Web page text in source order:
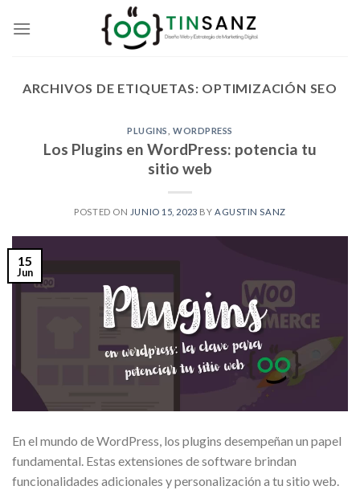
ARCHIVOS DE ETIQUETAS: OPTIMIZACIÓN SEO
PLUGINS WORDPRESS
Los Plugins en WordPress: potencia tu
sitio web
POSTED ON JUNIO 15, 2023 BY AGUSTIN SANZ
15
Jun
En el mundo de WordPress, los plugins desempeñan un papel
fundamental. Estas extensiones de software brindan
funcionalidades adicionales y personalización a tu sitio web.